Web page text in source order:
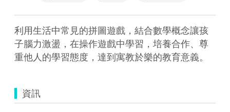
利用生活中常見的拼圖遊戲，結合數學概念讓孩
子腦力激盪，在操作遊戲中學習，培養合作、尊
資訊